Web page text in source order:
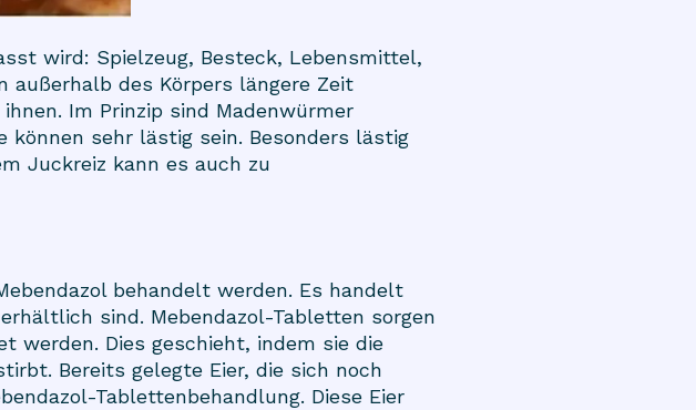
wird: Spielzeug, Besteck, Lebensmittel,
außerhalb des Körpers längere Zeit
Im Prinzip sind Madenwürmer
können sehr lästig sein. Besonders lästig
Juckreiz kann es auch zu
behandelt werden. Es handelt
sind. Mebendazol-Tabletten sorgen
werden. Dies geschieht, indem sie die
Bereits gelegte Eier, die sich noch
Tablettenbehandlung. Diese Eier